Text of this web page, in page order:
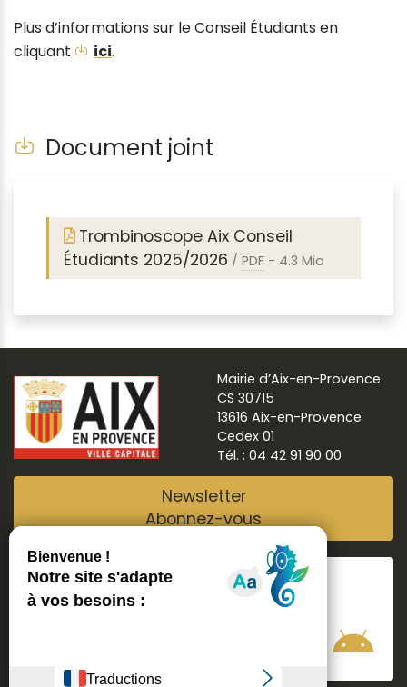
Plus d’informations sur le Conseil Étudiants en
cliquant
ici.
Document joint
Trombinoscope Aix Conseil
Étudiants 2025/2026 / PDF - 4.3 Mio
Mairie d’Aix-en-Provence
CS 30715
13616 Aix-en-Provence
Cedex 01
Tél. : 04 42 91 90 00
Newsletter
Abonnez-vous
SuivreAix ma ville